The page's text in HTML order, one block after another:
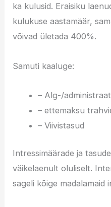
ka kulusid. Eraisiku
kulukuse aastamäär,
võivad ületada 400%.
Samuti kaaluge:
– Alg-/
– ettemaksu
– Viivistasud
Intressimäärade ja
väikelaenult oluliselt.
sageli kõige madalamaid